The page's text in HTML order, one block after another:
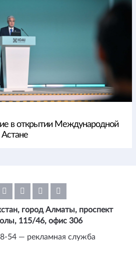
в открытии Международной
город Алматы, проспект
115/46, офис 306
54 — рекламная служба